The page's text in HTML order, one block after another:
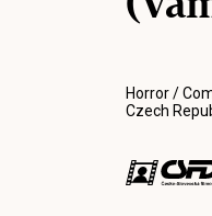
Horror /
Czech